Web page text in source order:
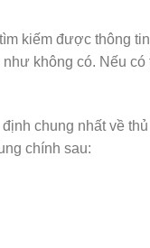
kiếm được thông
không có. Nếu
chung nhất về
chính sau: